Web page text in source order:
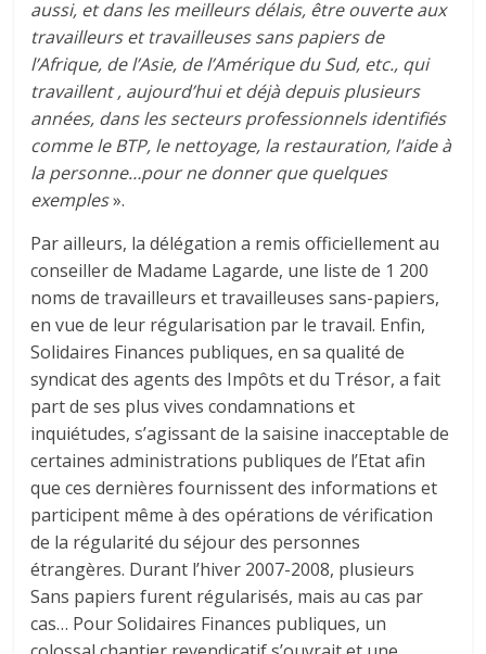
aussi, et dans les meilleurs délais, être ouverte aux
travailleurs et travailleuses sans papiers de
l’Afrique, de l’Asie, de l’Amérique du Sud, etc., qui
travaillent , aujourd’hui et déjà depuis plusieurs
années, dans les secteurs professionnels identifiés
comme le BTP, le nettoyage, la restauration, l’aide à
la personne…pour ne donner que quelques
exemples».
Par ailleurs, la délégation a remis officiellement au
conseiller de Madame Lagarde, une liste de 1 200
noms de travailleurs et travailleuses sans-papiers,
en vue de leur régularisation par le travail. Enfin,
Solidaires Finances publiques, en sa qualité de
syndicat des agents des Impôts et du Trésor, a fait
part de ses plus vives condamnations et
inquiétudes, s’agissant de la saisine inacceptable de
certaines administrations publiques de l’Etat afin
que ces dernières fournissent des informations et
participent même à des opérations de vérification
de la régularité du séjour des personnes
étrangères. Durant l’hiver 2007-2008, plusieurs
Sans papiers furent régularisés, mais au cas par
cas… Pour Solidaires Finances publiques, un